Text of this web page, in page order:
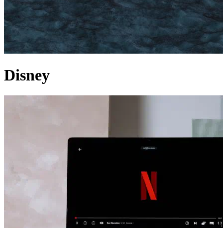
Disney